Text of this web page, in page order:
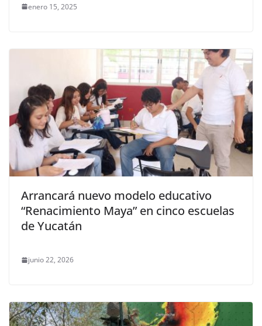
enero 15, 2025
Arrancará nuevo modelo educativo
“Renacimiento Maya” en cinco escuelas
de Yucatán
junio 22, 2026